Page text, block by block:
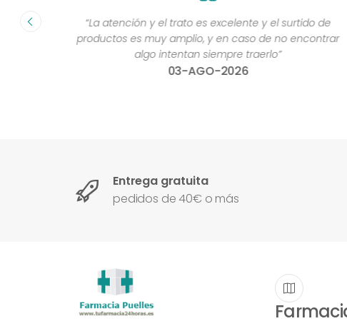
”
“La atención y el trato es excelente y el surtido de
productos es muy amplio, y en caso de no encontrar
algo intentan siempre traerlo”
03-AGO-2026
Entrega gratuita
pedidos de 40€ o más